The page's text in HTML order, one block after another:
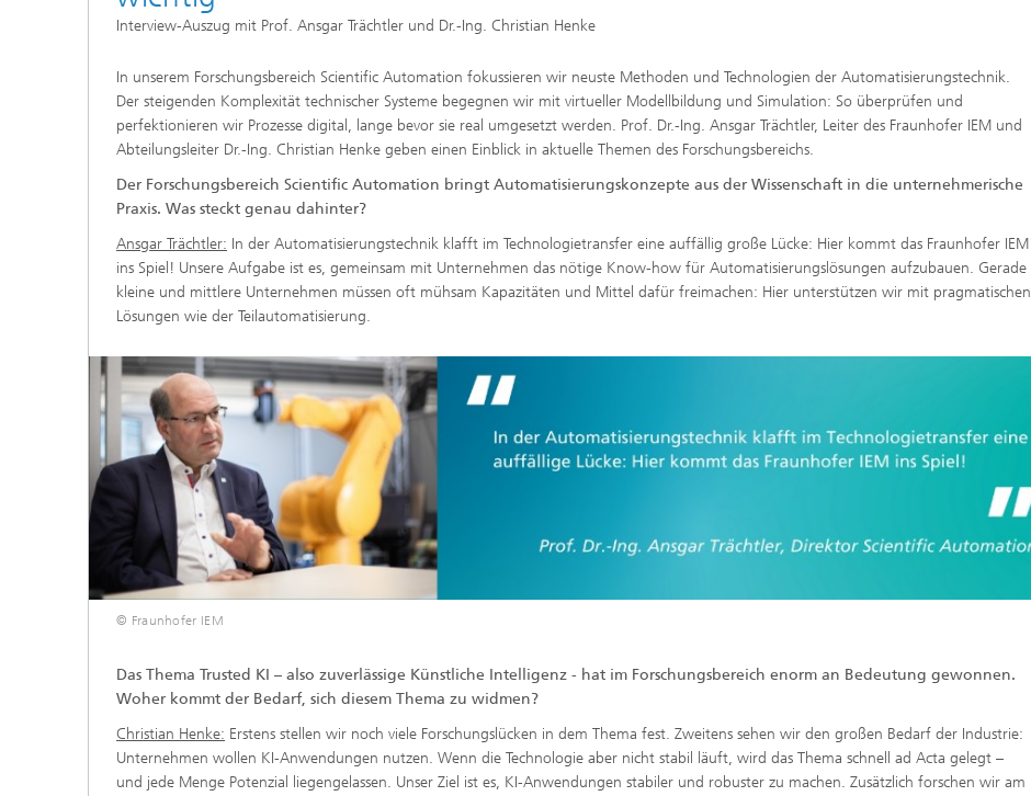
Interview-Auszug mit Prof. Ansgar Trächtler und Dr.-Ing. Christian Henke
In unserem Forschungsbereich Scientific Automation fokussieren wir neuste Methoden und Technologien der Automatisierungstechnik.
Der steigenden Komplexität technischer Systeme begegnen wir mit virtueller Modellbildung und Simulation: So überprüfen und
perfektionieren wir Prozesse digital, lange bevor sie real umgesetzt werden. Prof. Dr.-Ing. Ansgar Trächtler, Leiter des Fraunhofer IEM und
Abteilungsleiter Dr.-Ing. Christian Henke geben einen Einblick in aktuelle Themen des Forschungsbereichs.
Der Forschungsbereich Scientific Automation bringt Automatisierungskonzepte aus der Wissenschaft in die unternehmerische
Praxis. Was steckt genau dahinter?
Ansgar Trächtler: In der Automatisierungstechnik klafft im Technologietransfer eine auffällig große Lücke: Hier kommt das Fraunhofer IEM
ins Spiel! Unsere Aufgabe ist es, gemeinsam mit Unternehmen das nötige Know-how für Automatisierungslösungen aufzubauen. Gerade
kleine und mittlere Unternehmen müssen oft mühsam Kapazitäten und Mittel dafür freimachen: Hier unterstützen wir mit pragmatischen
Lösungen wie der Teilautomatisierung.
© Fraunhofer IEM
Das Thema Trusted KI – also zuverlässige Künstliche Intelligenz - hat im Forschungsbereich enorm an Bedeutung gewonnen.
Woher kommt der Bedarf, sich diesem Thema zu widmen?
Christian Henke: Erstens stellen wir noch viele Forschungslücken in dem Thema fest. Zweitens sehen wir den großen Bedarf der Industrie:
Unternehmen wollen KI-Anwendungen nutzen. Wenn die Technologie aber nicht stabil läuft, wird das Thema schnell ad Acta gelegt –
und jede Menge Potenzial liegengelassen. Unser Ziel ist es, KI-Anwendungen stabiler und robuster zu machen. Zusätzlich forschen wir am